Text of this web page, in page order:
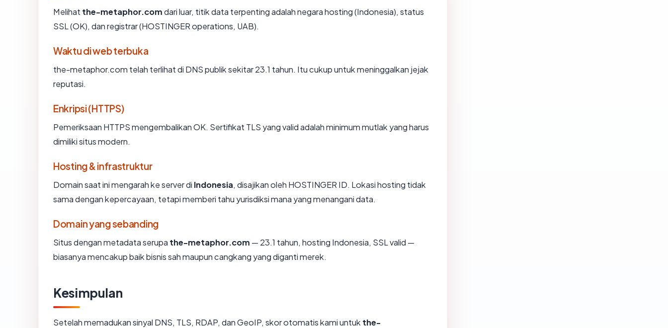
Melihat the-metaphor.comdari luar, titik data terpenting adalah negara hosting (Indonesia), status
SSL (OK), dan registrar (HOSTINGER operations, UAB).
Waktu di web terbuka
the-metaphor.com telah terlihat di DNS publik sekitar 23.1 tahun. Itu cukup untuk meninggalkan jejak
reputasi.
Enkripsi (HTTPS)
Pemeriksaan HTTPS mengembalikan OK. Sertifikat TLS yang valid adalah minimum mutlak yang harus
dimiliki situs modern.
Hosting & infrastruktur
Domain saat ini mengarah ke server di Indonesia, disajikan oleh HOSTINGER ID. Lokasi hosting tidak
sama dengan kepercayaan, tetapi memberi tahu yurisdiksi mana yang menangani data.
Domain yang sebanding
Situs dengan metadata serupa the-metaphor.com — 23.1 tahun, hosting Indonesia, SSL valid —
biasanya mencakup baik bisnis sah maupun cangkang yang diganti merek.
Kesimpulan
Setelah memadukan sinyal DNS, TLS, RDAP, dan GeoIP, skor otomatis kami untuk the-